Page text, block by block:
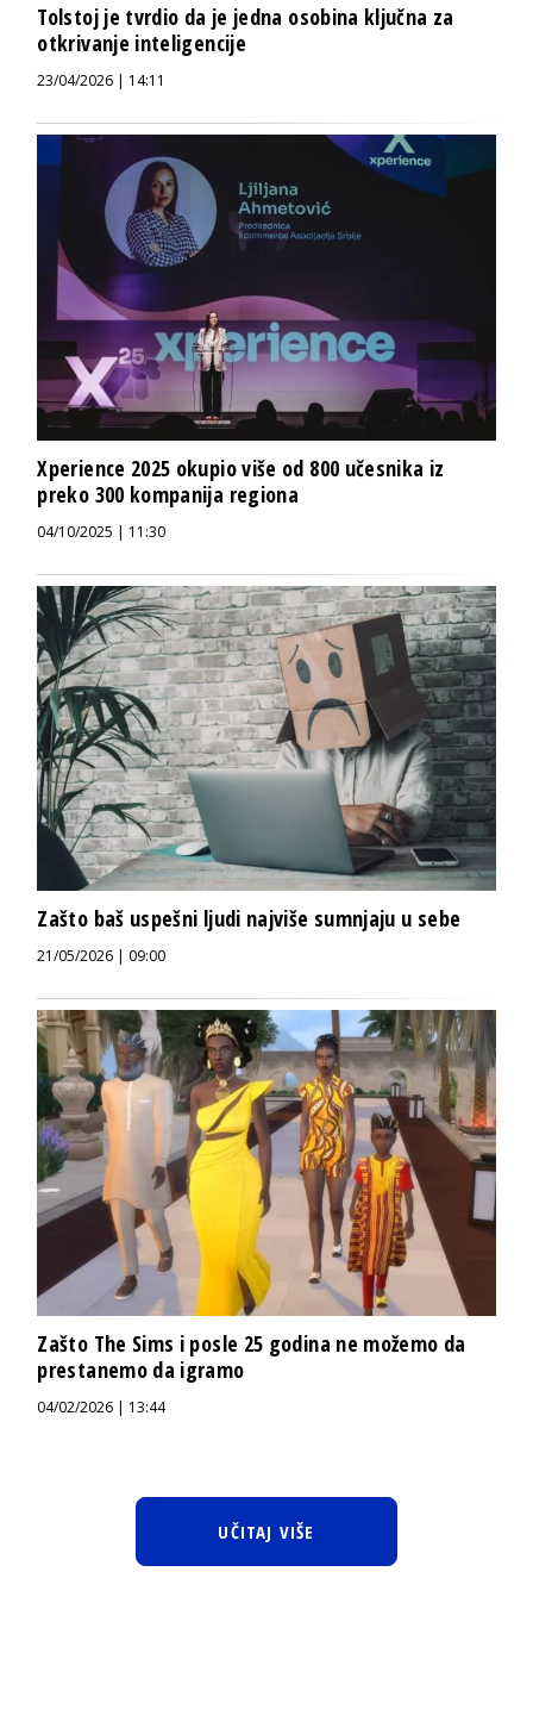
Tolstoj je tvrdio da je jedna osobina ključna za
otkrivanje inteligencije
23/04/2026 | 14:11
Xperience 2025 okupio više od 800 učesnika iz
preko 300 kompanija regiona
04/10/2025 | 11:30
Zašto baš uspešni ljudi najviše sumnjaju u sebe
21/05/2026 | 09:00
Zašto The Sims i posle 25 godina ne možemo da
prestanemo da igramo
04/02/2026 | 13:44
UČITAJ VIŠE